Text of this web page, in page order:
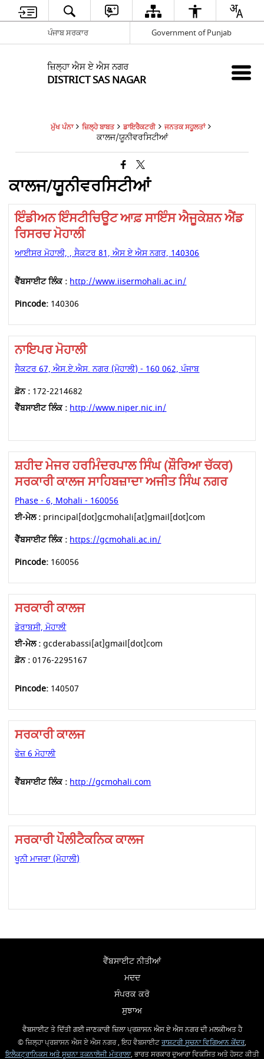
ਪੰਜਾਬ ਸਰਕਾਰ Government of Punjab
ਜ਼ਿਲ੍ਹਾ ਐਸ ਏ ਐਸ ਨਗਰ
DISTRICT SAS NAGAR
ਮੁੱਖ ਪੰਨਾ ਜ਼ਿਲ੍ਹੇ ਬਾਬਤ ਡਾਇਰੈਕਟਰੀ ਜਨਤਕ ਸਹੂਲਤਾਂ
ਕਾਲਜ/ਯੂਨੀਵਰਸਿਟੀਆਂ
ਕਾਲਜ/ਯੂਨੀਵਰਸਿਟੀਆਂ
ਇੰਡੀਅਨ ਇੰਸਟੀਚਿਊਟ ਆਫ਼ ਸਾਇੰਸ ਐਜੂਕੇਸ਼ਨ ਐਂਡ
ਰਿਸਰਚ ਮੋਹਾਲੀ
ਆਈਸਰ ਮੋਹਾਲੀ, , ਸੈਕਟਰ 81, ਐਸ ਏ ਐਸ ਨਗਰ, 140306
ਵੈੱਬਸਾਈਟ ਲਿੰਕ : http://www.iisermohali.ac.in/
Pincode: 140306
ਨਾਇਪਰ ਮੋਹਾਲੀ
ਸੈਕਟਰ 67, ਐਸ.ਏ.ਐਸ. ਨਗਰ (ਮੋਹਾਲੀ) - 160 062, ਪੰਜਾਬ
ਫ਼ੋਨ : 172-2214682
ਵੈੱਬਸਾਈਟ ਲਿੰਕ : http://www.niper.nic.in/
ਸ਼ਹੀਦ ਮੇਜਰ ਹਰਮਿੰਦਰਪਾਲ ਸਿੰਘ (ਸ਼ੌਰਿਆ ਚੱਕਰ)
ਸਰਕਾਰੀ ਕਾਲਜ ਸਾਹਿਬਜ਼ਾਦਾ ਅਜੀਤ ਸਿੰਘ ਨਗਰ
Phase - 6, Mohali - 160056
ਈ-ਮੇਲ : principal[dot]gcmohali[at]gmail[dot]com
ਵੈੱਬਸਾਈਟ ਲਿੰਕ : https://gcmohali.ac.in/
Pincode: 160056
ਸਰਕਾਰੀ ਕਾਲਜ
ਡੇਰਾਬਸੀ, ਮੋਹਾਲੀ
ਈ-ਮੇਲ :gcderabassi[at]gmail[dot]com
ਫ਼ੋਨ :0176-2295167
Pincode: 140507
ਸਰਕਾਰੀ ਕਾਲਜ
ਫੇਜ਼ 6 ਮੋਹਾਲੀ
ਵੈੱਬਸਾਈਟ ਲਿੰਕ : http://gcmohali.com
ਸਰਕਾਰੀ ਪੌਲੀਟੈਕਨਿਕ ਕਾਲਜ
ਖੂਨੀ ਮਾਜਰਾ (ਮੋਹਾਲੀ)
ਵੈੱਬਸਾਈਟ ਨੀਤੀਆਂ
ਮਦਦ
ਸੰਪਰਕ ਕਰੋ
ਸੁਝਾਅ
ਵੈਬਸਾਈਟ ਤੇ ਦਿੱਤੀ ਗਈ ਜਾਣਕਾਰੀ ਜ਼ਿਲਾ ਪ੍ਰਸ਼ਾਸਨ ਐਸ ਏ ਐਸ ਨਗਰ ਦੀ ਮਲਕੀਅਤ ਹੈ
© ਜ਼ਿਲ੍ਹਾ ਪ੍ਰਸ਼ਾਸਨ ਐਸ ਏ ਐਸ ਨਗਰ , ਇਹ ਵੈਬਸਾਈਟਰਾਸ਼ਟਰੀ ਸੂਚਨਾ ਵਿਗਿਆਨ ਕੇਂਦਰ,
ਇਲੈਕਟ੍ਰਾਨਿਕਸ ਅਤੇ ਸੂਚਨਾ ਤਕਨਾਲੋਜੀ ਮੰਤਰਾਲਾ, ਭਾਰਤ ਸਰਕਾਰ ਦੁਆਰਾ ਵਿਕਸਿਤ ਅਤੇ ਹੋਸਟ ਕੀਤੀ